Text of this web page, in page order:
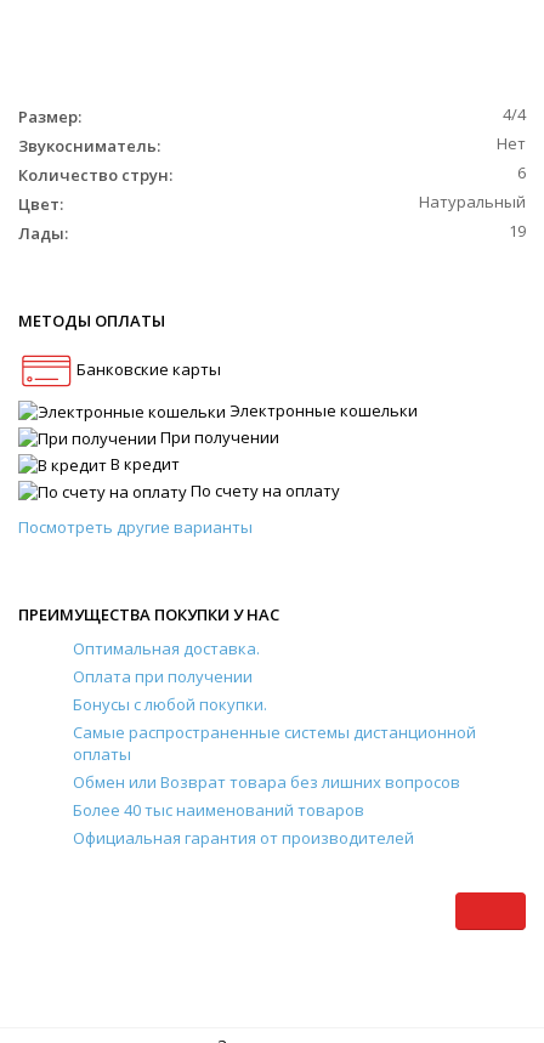
Размер:
4/4
Звукосниматель:
Нет
Количество струн:
6
Цвет:
Натуральный
Лады:
19
МЕТОДЫ ОПЛАТЫ
Банковские карты
Электронные кошельки
При получении
В кредит
По счету на оплату
Посмотреть другие варианты
ПРЕИМУЩЕСТВА ПОКУПКИ У НАС
Оптимальная доставка.
Оплата при получении
Бонусы с любой покупки.
Самые распространенные системы дистанционной
оплаты
Обмен или Возврат товара без лишних вопросов
Более 40 тыс наименований товаров
Официальная гарантия от производителей